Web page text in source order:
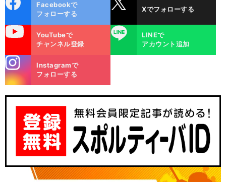
ok
Facebookで
フォローする
Xでフォローする
YouTubeで
チャンネル登録
LINE
LINEで
アカウント追加
m
Instagramで
フォローする